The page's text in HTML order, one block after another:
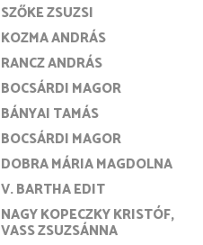
SZŐKE ZSUZSI
KOZMA ANDRÁS
RANCZ ANDRÁS
BOCSÁRDI MAGOR
BÁNYAI TAMÁS
BOCSÁRDI MAGOR
DOBRA MÁRIA MAGDOLNA
V. BARTHA EDIT
NAGY KOPECZKY KRISTÓF
VASS ZSUZSÁNNA